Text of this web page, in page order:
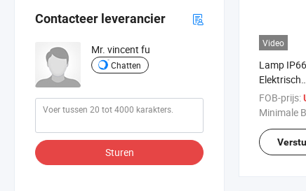
Video
Lamp
Elektrisch
Ontwerp
Nieuw
FOB-prijs:
Minimale
Contacteer leverancier
Mr. vincent fu
Chatten
Sturen